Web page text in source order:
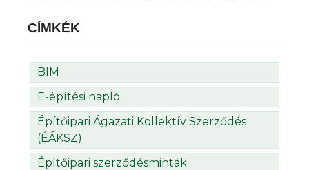
CÍMKÉK
BIM
E-építési napló
Építőipari Ágazati Kollektív Szerződés
(ÉÁKSZ)
Építőipari szerződésminták